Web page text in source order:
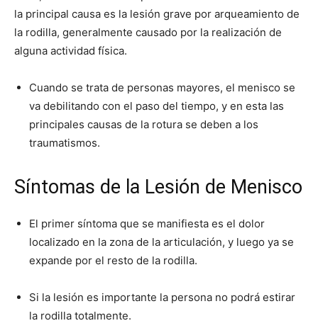
la principal causa es la lesión grave por arqueamiento de
la rodilla, generalmente causado por la realización de
alguna actividad fí­sica.
Cuando se trata de personas mayores, el menisco se
va debilitando con el paso del tiempo, y en esta las
principales causas de la rotura se deben a los
traumatismos.
Síntomas de la Lesión de Menisco
El primer sí­ntoma que se manifiesta es el dolor
localizado en la zona de la articulación, y luego ya se
expande por el resto de la rodilla.
Si la lesión es importante la persona no podrá estirar
la rodilla totalmente.